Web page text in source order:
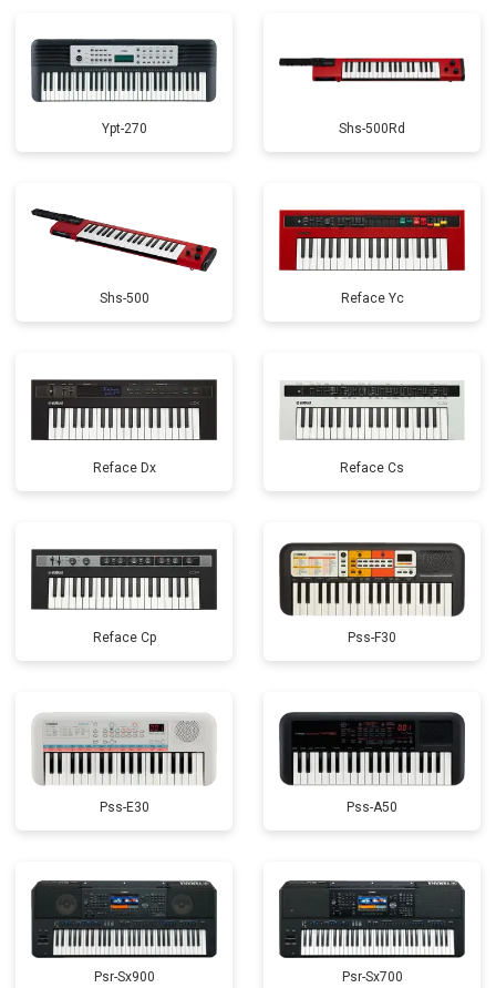
Ypt-270 Shs-500Rd
Shs-500 Reface Yc
Reface Dx Reface Cs
Reface Cp Pss-F30
Pss-E30 Pss-A50
Psr-Sx900 Psr-Sx700